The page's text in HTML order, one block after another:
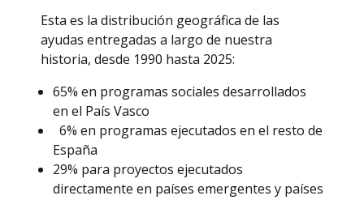
Esta es la distribución geográfica de las
ayudas entregadas a largo de nuestra
historia, desde 1990 hasta 2025:
65% en programas sociales desarrollados
en el País Vasco
6% en programas ejecutados en el resto de
España
29% para proyectos ejecutados
directamente en paí­ses emergentes y países